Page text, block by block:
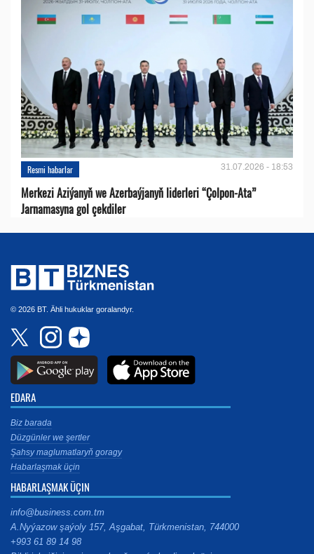
Resmi habarlar 31.07.2026 - 18:53
Merkezi Aziýanyň we Azerbaýjanyň liderleri “Çolpon-Ata”
Jarnamasyna gol çekdiler
© 2026 BT. Ähli hukuklar goralandyr.
EDARA
Biz barada
Düzgünler we şertler
Şahsy maglumatlaryň goragy
Habarlaşmak üçin
HABARLAŞMAK ÜÇIN
info@business.com.tm
A.Nyýazow şaýoly 157, Aşgabat, Türkmenistan, 744000
+993 61 89 14 98